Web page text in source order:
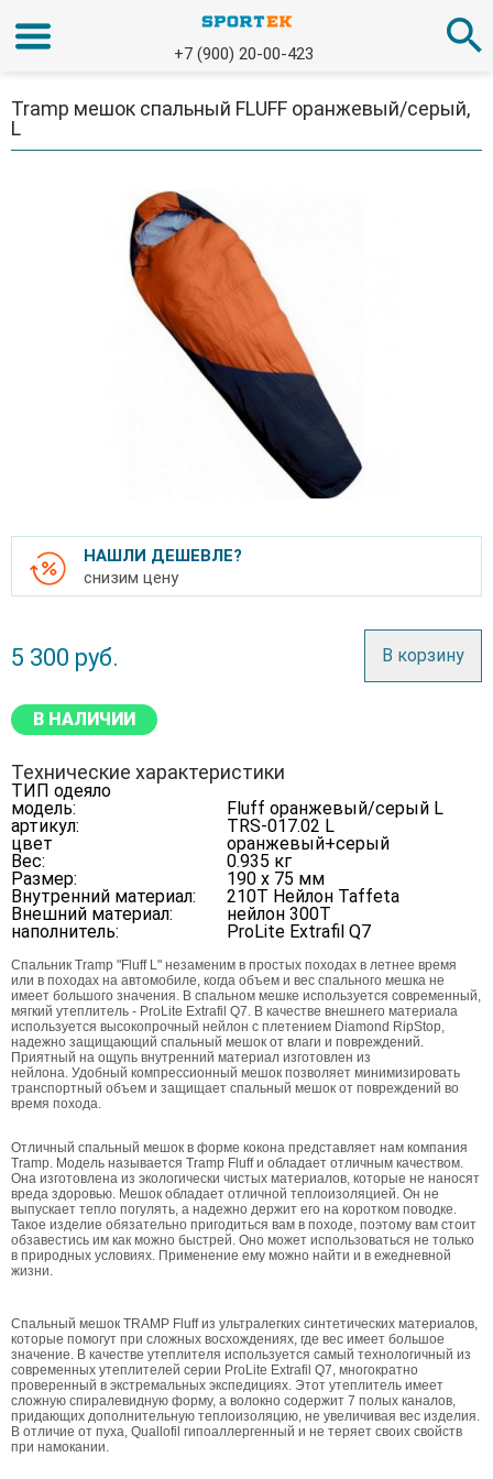
+7 (900) 20-00-423
Tramp мешок спальный FLUFF оранжевый/серый,
L
НАШЛИ ДЕШЕВЛЕ?
снизим цену
5 300 руб. В корзину
В НАЛИЧИИ
Технические характеристики
ТИП одеяло
модель:
Fluff оранжевый/серый L
артикул:
TRS-017.02 L
цвет
оранжевый+серый
Вес:
0.935 кг
Размер:
190 х 75 мм
Внутренний материал:
210T Нейлон Taffeta
Внешний материал:
нейлон 300T
наполнитель:
ProLite Extrafil Q7
Спальник Tramp "Fluff L" незаменим в простых походах в летнее время
или в походах на автомобиле, когда объем и вес спального мешка не
имеет большого значения. В спальном мешке используется современный,
мягкий утеплитель - ProLite Extrafil Q7. В качестве внешнего материала
используется высокопрочный нейлон с плетением Diamond RipStop,
надежно защищающий спальный мешок от влаги и повреждений.
Приятный на ощупь внутренний материал изготовлен из
нейлона. Удобный компрессионный мешок позволяет минимизировать
транспортный объем и защищает спальный мешок от повреждений во
время похода.
Отличный спальный мешок в форме кокона представляет нам компания
Tramp. Модель называется Tramp Fluff и обладает отличным качеством.
Она изготовлена из экологически чистых материалов, которые не наносят
вреда здоровью. Мешок обладает отличной теплоизоляцией. Он не
выпускает тепло погулять, а надежно держит его на коротком поводке.
Такое изделие обязательно пригодиться вам в походе, поэтому вам стоит
обзавестись им как можно быстрей. Оно может использоваться не только
в природных условиях. Применение ему можно найти и в ежедневной
жизни.
Спальный мешок TRAMP Fluff из ультралегких синтетических материалов,
которые помогут при сложных восхождениях, где вес имеет большое
значение. В качестве утеплителя используется самый технологичный из
современных утеплителей серии ProLite Extrafil Q7, многократно
проверенный в экстремальных экспедициях. Этот утеплитель имеет
сложную спиралевидную форму, а волокно содержит 7 полых каналов,
придающих дополнительную теплоизоляцию, не увеличивая вес изделия.
В отличие от пуха, Quallofil гипоаллергенный и не теряет своих свойств
при намокании.